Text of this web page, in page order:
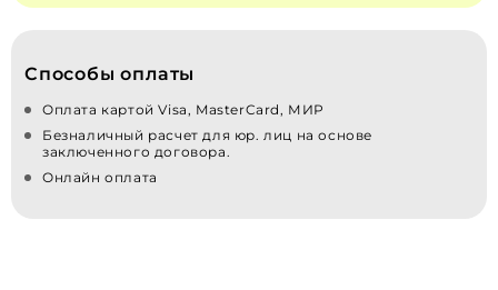
Способы оплаты
Оплата картой Visa, MasterCard, МИР
Безналичный расчет для юр. лиц на основе
заключенного договора.
Онлайн оплата